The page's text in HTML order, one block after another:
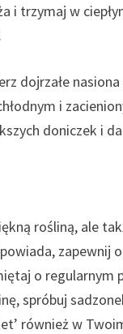
i trzymaj w
dojrzałe
i
doniczek i
rośliną, ale
zapewnij
o regularnym
spróbuj
również w